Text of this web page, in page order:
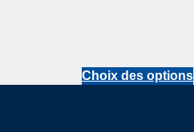
Choix des options